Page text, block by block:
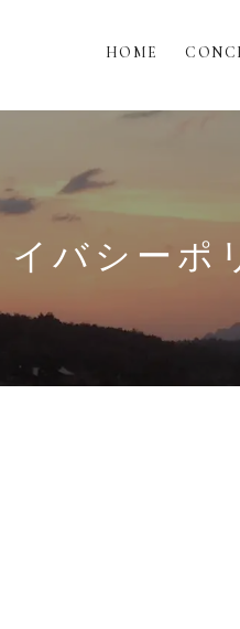
HOME
イバシーポ